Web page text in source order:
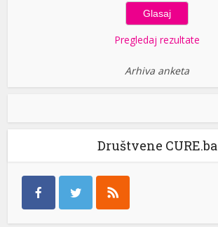
Pregledaj rezultate
Arhiva anketa
Društvene CURE.ba